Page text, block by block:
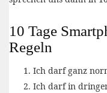
10 Tage
Regeln
Ich darf ganz
Ich darf in